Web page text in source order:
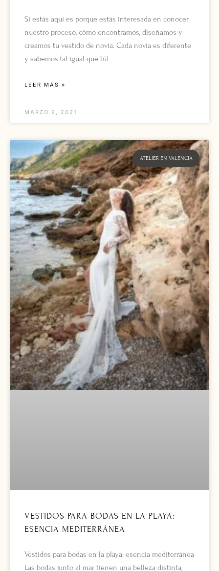
Si estás aquí es porque estás interesada en conocer
nuestro proceso, cómo encontramos, diseñamos y
creamos tu vestido de novia. Cada novia es diferente
y sabemos (al igual que tú)
LEER MÁS »
MARZO 9, 2021
ATELIER EN VALENCIA
VESTIDOS PARA BODAS EN LA PLAYA:
ESENCIA MEDITERRÁNEA
Vestidos para bodas en la playa: esencia mediterránea
Las bodas junto al mar tienen una belleza distinta,